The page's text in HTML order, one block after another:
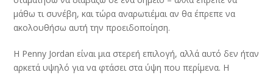
μάθω τι συνέβη, και τώρα αναρωτιέμαι αν θα έπρεπε να
ακολουθήσω αυτή την προειδοποίηση.
Η Penny Jordan είναι μια στερεή επιλογή, αλλά αυτό δεν ήταν
αρκετά υψηλό για να φτάσει στα ύψη που περίμενα. Η